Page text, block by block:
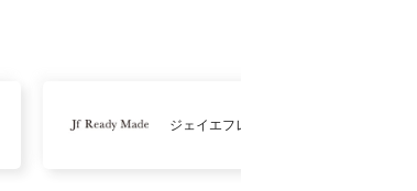
ジェイエフレディメイド